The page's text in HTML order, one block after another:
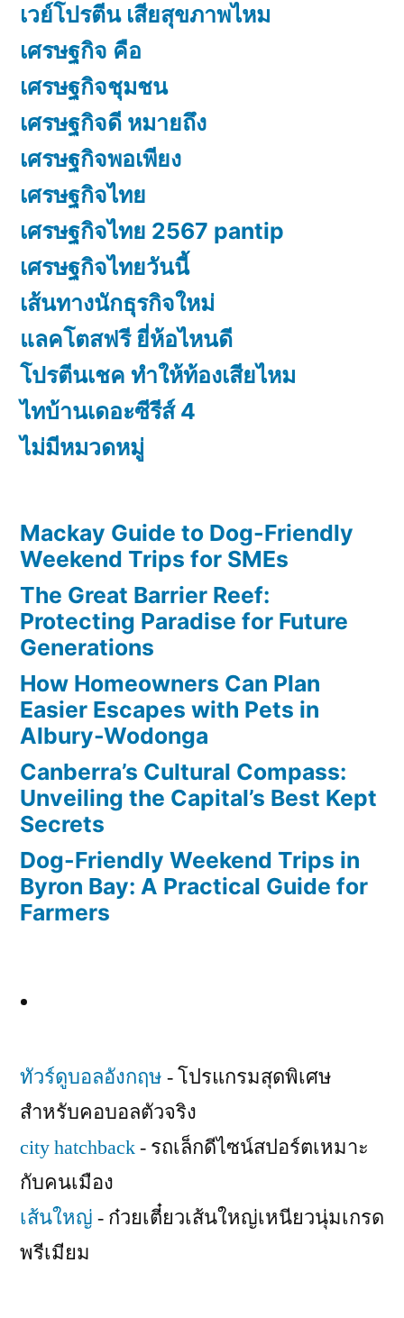
เวย์โปรตีน เสียสุขภาพไหม
เศรษฐกิจ คือ
เศรษฐกิจชุมชน
เศรษฐกิจดี หมายถึง
เศรษฐกิจพอเพียง
เศรษฐกิจไทย
เศรษฐกิจไทย 2567 pantip
เศรษฐกิจไทยวันนี้
เส้นทางนักธุรกิจใหม่
แลคโตสฟรี ยี่ห้อไหนดี
โปรตีนเชค ทำให้ท้องเสียไหม
ไทบ้านเดอะซีรีส์ 4
ไม่มีหมวดหมู่
Mackay Guide to Dog-Friendly
Weekend Trips for SMEs
The Great Barrier Reef:
Protecting Paradise for Future
Generations
How Homeowners Can Plan
Easier Escapes with Pets in
Albury-Wodonga
Canberra’s Cultural Compass:
Unveiling the Capital’s Best Kept
Secrets
Dog-Friendly Weekend Trips in
Byron Bay: A Practical Guide for
Farmers
ทัวร์ดูบอลอังกฤษ - โปรแกรมสุดพิเศษ
สำหรับคอบอลตัวจริง
city hatchback- รถเล็กดีไซน์สปอร์ตเหมาะ
กับคนเมือง
เส้นใหญ่ - ก๋วยเตี๋ยวเส้นใหญ่เหนียวนุ่มเกรด
พรีเมียม